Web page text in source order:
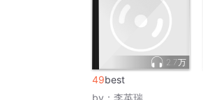
2.7万
49best
by： 李英瑞